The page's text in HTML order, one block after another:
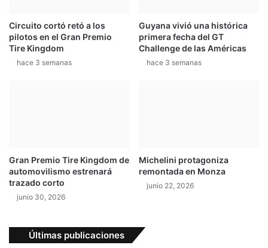
Circuito cortó retó a los
pilotos en el Gran Premio
Tire Kingdom
hace 3 semanas
Guyana vivió una histórica
primera fecha del GT
Challenge de las Américas
hace 3 semanas
Gran Premio Tire Kingdom de
automovilismo estrenará
trazado corto
junio 30, 2026
Michelini protagoniza
remontada en Monza
junio 22, 2026
Últimas publicaciones